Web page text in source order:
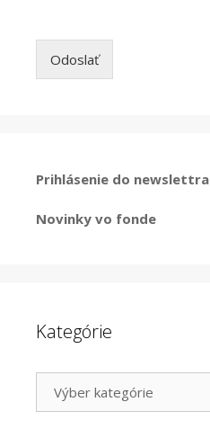
Odoslať
Prihlásenie do newslettra
Novinky vo fonde
Kategórie